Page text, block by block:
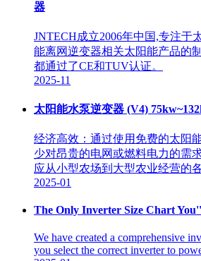
器
JNTECH成立2006年中国,专注于
能离网逆变器相关太阳能产品的
都通过了CE和TUV认证。
2025-11
太阳能水泵逆变器 (V4)
经济高效：通过使用免费的太阳
少对昂贵的电网或燃料电力的需
应从小型农场到大型农业经营的
2025-01
The Only Inverter Size Chart
We have created a comprehensive
you select the correct inverter to